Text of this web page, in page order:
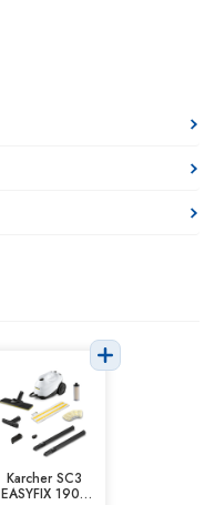
Karcher SC3
EASYFIX 1900